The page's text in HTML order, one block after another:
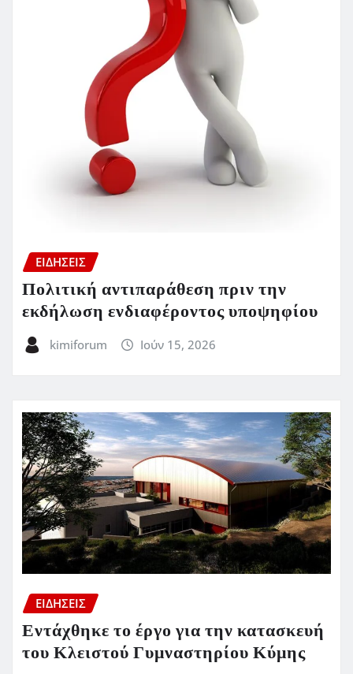
ΕΙΔΗΣΕΙΣ
Πολιτική αντιπαράθεση πριν την
εκδήλωση ενδιαφέροντος υποψηφίου
kimiforum Ιούν 15, 2026
ΕΙΔΗΣΕΙΣ
Εντάχθηκε το έργο για την κατασκευή
του Κλειστού Γυμναστηρίου Κύμης